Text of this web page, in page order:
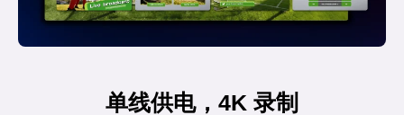
单线供电，4K 录制